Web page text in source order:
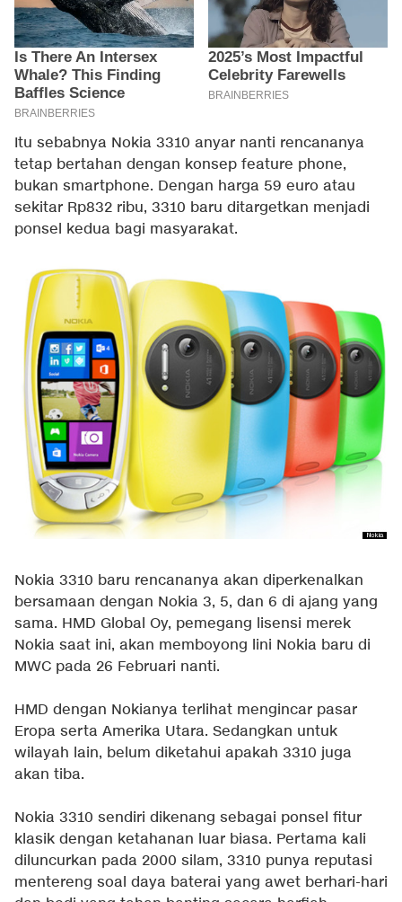
Itu sebabnya Nokia 3310 anyar nanti rencananya
tetap bertahan dengan konsep feature phone,
bukan smartphone. Dengan harga 59 euro atau
sekitar Rp832 ribu, 3310 baru ditargetkan menjadi
ponsel kedua bagi masyarakat.
Nokia 3310 baru rencananya akan diperkenalkan
bersamaan dengan Nokia 3, 5, dan 6 di ajang yang
sama. HMD Global Oy, pemegang lisensi merek
Nokia saat ini, akan memboyong lini Nokia baru di
MWC pada 26 Februari nanti.
HMD dengan Nokianya terlihat mengincar pasar
Eropa serta Amerika Utara. Sedangkan untuk
wilayah lain, belum diketahui apakah 3310 juga
akan tiba.
Nokia 3310 sendiri dikenang sebagai ponsel fitur
klasik dengan ketahanan luar biasa. Pertama kali
diluncurkan pada 2000 silam, 3310 punya reputasi
mentereng soal daya baterai yang awet berhari-hari